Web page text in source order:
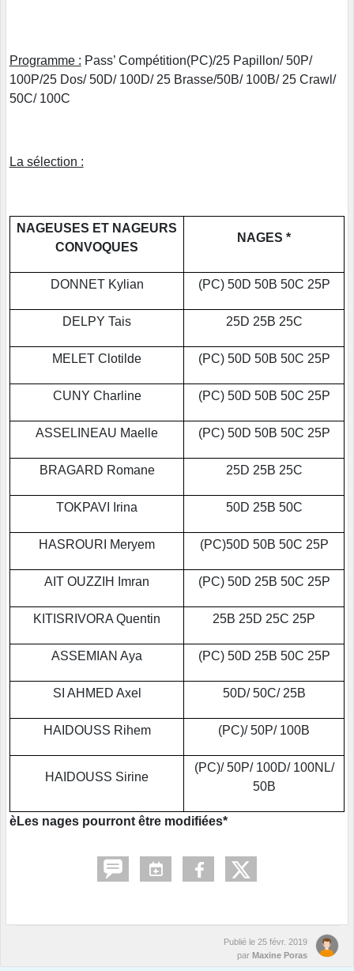
Programme : Pass’ Compétition(PC)/25 Papillon/ 50P/
100P/25 Dos/ 50D/ 100D/ 25 Brasse/50B/ 100B/ 25 Crawl/
50C/ 100C
La sélection :
NAGEUSES ET NAGEURS
CONVOQUES
NAGES *
DONNET Kylian (PC) 50D 50B 50C 25P
DELPY Tais 25D 25B 25C
MELET Clotilde (PC) 50D 50B 50C 25P
CUNY Charline (PC) 50D 50B 50C 25P
ASSELINEAU Maelle (PC) 50D 50B 50C 25P
BRAGARD Romane 25D 25B 25C
TOKPAVI Irina 50D 25B 50C
HASROURI Meryem (PC)50D 50B 50C 25P
AIT OUZZIH Imran (PC) 50D 25B 50C 25P
KITISRIVORA Quentin 25B 25D 25C 25P
ASSEMIAN Aya (PC) 50D 25B 50C 25P
SI AHMED Axel 50D/ 50C/ 25B
HAIDOUSS Rihem (PC)/ 50P/ 100B
HAIDOUSS Sirine
(PC)/ 50P/ 100D/ 100NL/
50B
èLes nages pourront être modifiées*
Publié le 25 févr. 2019
par Maxine Poras